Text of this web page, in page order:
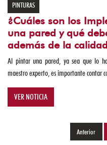
PINTURAS
REGISTROS
TANQUES
PINTURAS
¿Cuáles son los
una pared y qué
además de la
Al pintar una pared, ya sea que lo
maestro experto, es importante contar
VER NOTICIA